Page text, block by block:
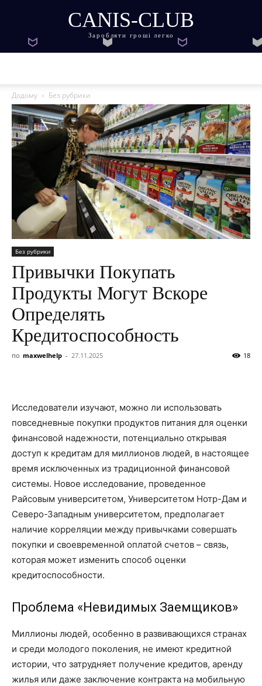
CANIS-CLUB
Заробляти гроші легко
Додому Без рубрики
Без рубрики
Привычки Покупать
Продукты Могут Вскоре
Определять
Кредитоспособность
по maxwelhelp - 27.11.2025 18
Исследователи изучают, можно ли использовать
повседневные покупки продуктов питания для оценки
финансовой надежности, потенциально открывая
доступ к кредитам для миллионов людей, в настоящее
время исключенных из традиционной финансовой
системы. Новое исследование, проведенное
Райсовым университетом, Университетом Нотр-Дам и
Северо-Западным университетом, предполагает
наличие корреляции между привычками совершать
покупки и своевременной оплатой счетов – связь,
которая может изменить способ оценки
кредитоспособности.
Проблема «Невидимых Заемщиков»
Миллионы людей, особенно в развивающихся странах
и среди молодого поколения, не имеют кредитной
истории, что затрудняет получение кредитов, аренду
жилья или даже заключение контракта на мобильную